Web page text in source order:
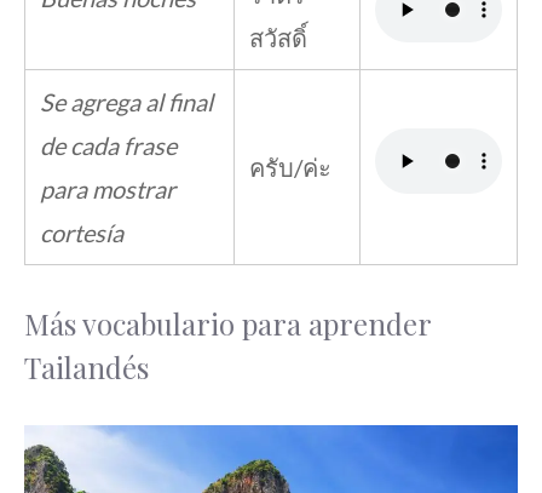
สวัสดิ์
Se agrega al final
de cada frase
para mostrar
cortesía
ครับ/ค่ะ
Más vocabulario para aprender
Tailandés